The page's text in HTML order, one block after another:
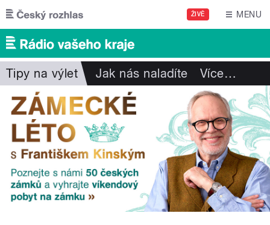
Přejít k hlavnímu obsahu
ŽIVĚ MENU
Tipy na výlet Jak nás naladíte Více…